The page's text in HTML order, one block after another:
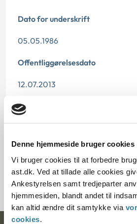
Denne hjemmeside bruger cookies
Vi bruger cookies til at forbedre
ast.dk. Ved at tillade alle cookies
Ankestyrelsen samt tredjeparter
hjemmesiden, blandt andet til
kan altid ændre dit samtykke via
cookies.
Dato for underskrift
05.05.1986
Offentliggørelsesdato
12.07.2013
Paragraf
14814-84